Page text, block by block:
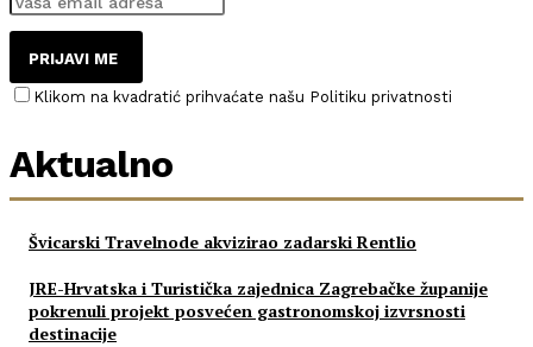
PRIJAVI ME
Klikom na kvadratić prihvaćate našu Politiku privatnosti
Aktualno
Švicarski Travelnode akvizirao zadarski Rentlio
JRE-Hrvatska i Turistička zajednica Zagrebačke županije
pokrenuli projekt posvećen gastronomskoj izvrsnosti
destinacije